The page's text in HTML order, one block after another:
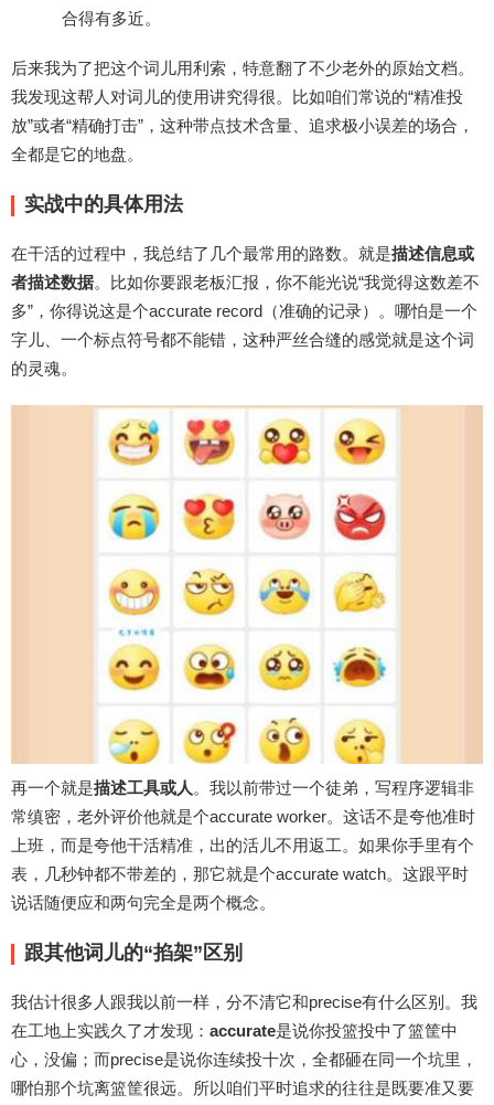
合得有多近。
后来我为了把这个词儿用利索，特意翻了不少老外的原始文档。
我发现这帮人对词儿的使用讲究得很。比如咱们常说的“精准投
放”或者“精确打击”，这种带点技术含量、追求极小误差的场合，
全都是它的地盘。
实战中的具体用法
在干活的过程中，我总结了几个最常用的路数。就是描述信息或
者描述数据。比如你要跟老板汇报，你不能光说“我觉得这数差不
多”，你得说这是个accurate record（准确的记录）。哪怕是一个
字儿、一个标点符号都不能错，这种严丝合缝的感觉就是这个词
的灵魂。
再一个就是描述工具或人 。我以前带过一个徒弟，写程序逻辑非
常缜密，老外评价他就是个accurate worker。这话不是夸他准时
上班，而是夸他干活精准，出的活儿不用返工。如果你手里有个
表，几秒钟都不带差的，那它就是个accurate watch。这跟平时
说话随便应和两句完全是两个概念。
跟其他词儿的“掐架”区别
我估计很多人跟我以前一样，分不清它和precise有什么区别。我
在工地上实践久了才发现： accurate是说你投篮投中了篮筐中
心，没偏；而precise是说你连续投十次，全都砸在同一个坑里，
哪怕那个坑离篮筐很远。所以咱们平时追求的往往是既要准又要